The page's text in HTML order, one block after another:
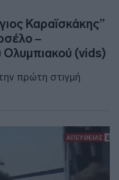
Καραϊσκάκης”
–
Ολυμπιακού (vids)
πρώτη στιγμή